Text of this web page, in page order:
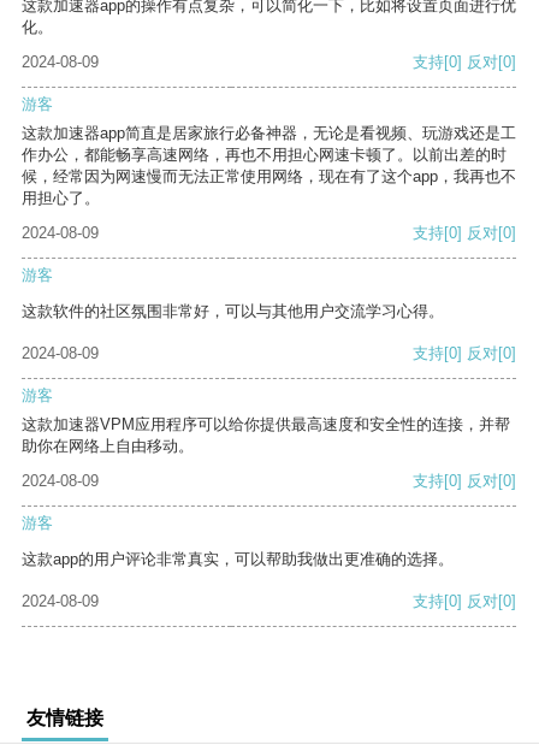
这款加速器app的操作有点复杂，可以简化一下，比如将设置页面进行优
化。
2024-08-09
支持[0] 反对[0]
游客
这款加速器app简直是居家旅行必备神器，无论是看视频、玩游戏还是工
作办公，都能畅享高速网络，再也不用担心网速卡顿了。以前出差的时
候，经常因为网速慢而无法正常使用网络，现在有了这个app，我再也不
用担心了。
2024-08-09
支持[0] 反对[0]
游客
这款软件的社区氛围非常好，可以与其他用户交流学习心得。
2024-08-09 支持[0] 反对[0]
游客
这款加速器VPM应用程序可以给你提供最高速度和安全性的连接，并帮
助你在网络上自由移动。
2024-08-09
支持[0] 反对[0]
游客
这款app的用户评论非常真实，可以帮助我做出更准确的选择。
2024-08-09 支持[0] 反对[0]
友情链接